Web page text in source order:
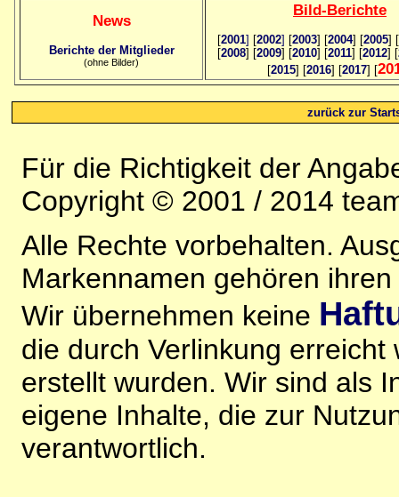
News
Berichte der Mitglieder
(ohne Bilder)
Bild-Berichte
[2001] [2002] [2003] [2004] [2005] [
[2008] [2009] [2010] [2011] [2012] [
[2015] [2016] [2017] [
zurück zur
Für die Richtigkeit der
Copyright © 2001 / 2014
Alle Rechte vorbehalten.
Markennamen gehören
Wir übernehmen keine
die durch Verlinkung
erstellt wurden. Wir sind als
eigene Inhalte, die zur
verantwortlich.